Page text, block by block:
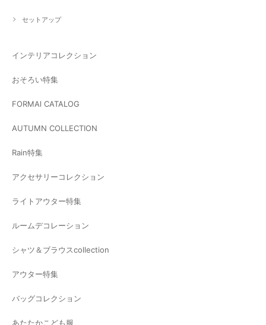
セットアップ
インテリアコレクション
おそろい特集
FORMAl CATALOG
AUTUMN COLLECTION
Rain特集
アクセサリーコレクション
ライトアウター特集
ルームデコレーション
シャツ＆ブラウスcollection
アウター特集
バッグコレクション
あたたかこども服